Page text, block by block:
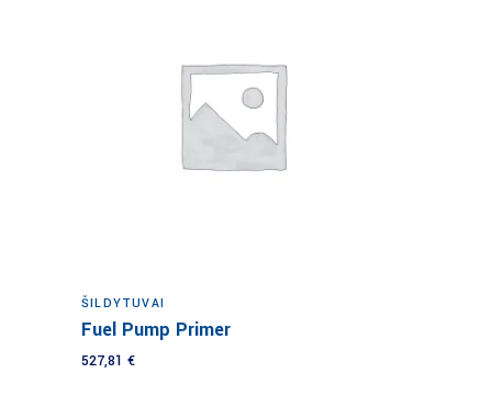
ŠILDYTUVAI
Fuel Pump Primer
527,81 €